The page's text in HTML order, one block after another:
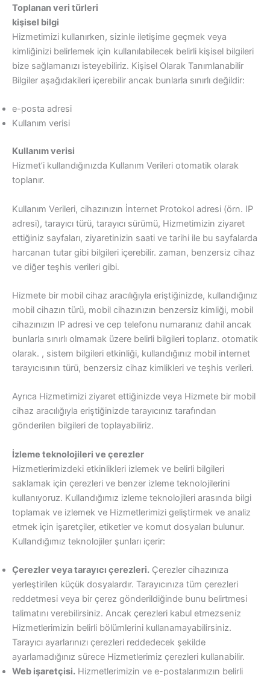
Toplanan veri türleri
kişisel bilgi
Hizmetimizi kullanırken, sizinle iletişime geçmek veya
kimliğinizi belirlemek için kullanılabilecek belirli kişisel bilgileri
bize sağlamanızı isteyebiliriz. Kişisel Olarak Tanımlanabilir
Bilgiler aşağıdakileri içerebilir ancak bunlarla sınırlı değildir:
e-posta adresi
Kullanım verisi
Kullanım verisi
Hizmet’i kullandığınızda Kullanım Verileri otomatik olarak
toplanır.
Kullanım Verileri, cihazınızın İnternet Protokol adresi (örn. IP
adresi), tarayıcı türü, tarayıcı sürümü, Hizmetimizin ziyaret
ettiğiniz sayfaları, ziyaretinizin saati ve tarihi ile bu sayfalarda
harcanan tutar gibi bilgileri içerebilir. zaman, benzersiz cihaz
ve diğer teşhis verileri gibi.
Hizmete bir mobil cihaz aracılığıyla eriştiğinizde, kullandığınız
mobil cihazın türü, mobil cihazınızın benzersiz kimliği, mobil
cihazınızın IP adresi ve cep telefonu numaranız dahil ancak
bunlarla sınırlı olmamak üzere belirli bilgileri toplarız. otomatik
olarak. , sistem bilgileri etkinliği, kullandığınız mobil internet
tarayıcısının türü, benzersiz cihaz kimlikleri ve teşhis verileri.
Ayrıca Hizmetimizi ziyaret ettiğinizde veya Hizmete bir mobil
cihaz aracılığıyla eriştiğinizde tarayıcınız tarafından
gönderilen bilgileri de toplayabiliriz.
İzleme teknolojileri ve çerezler
Hizmetlerimizdeki etkinlikleri izlemek ve belirli bilgileri
saklamak için çerezleri ve benzer izleme teknolojilerini
kullanıyoruz. Kullandığımız izleme teknolojileri arasında bilgi
toplamak ve izlemek ve Hizmetlerimizi geliştirmek ve analiz
etmek için işaretçiler, etiketler ve komut dosyaları bulunur.
Kullandığımız teknolojiler şunları içerir:
Çerezler veya tarayıcı çerezleri. Çerezler cihazınıza
yerleştirilen küçük dosyalardır. Tarayıcınıza tüm çerezleri
reddetmesi veya bir çerez gönderildiğinde bunu belirtmesi
talimatını verebilirsiniz. Ancak çerezleri kabul etmezseniz
Hizmetlerimizin belirli bölümlerini kullanamayabilirsiniz.
Tarayıcı ayarlarınızı çerezleri reddedecek şekilde
ayarlamadığınız sürece Hizmetlerimiz çerezleri kullanabilir.
Web işaretçisi. Hizmetlerimizin ve e-postalarımızın belirli